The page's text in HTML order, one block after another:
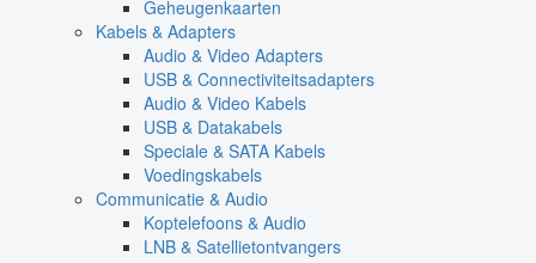
Geheugenkaarten
Kabels & Adapters
Audio & Video Adapters
USB & Connectiviteitsadapters
Audio & Video Kabels
USB & Datakabels
Speciale & SATA Kabels
Voedingskabels
Communicatie & Audio
Koptelefoons & Audio
LNB & Satellietontvangers